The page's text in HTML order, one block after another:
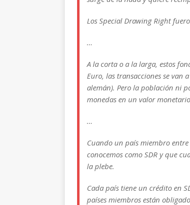
Los Special Drawing Right
…
A la corta o a la larga, estos
Euro, las transacciones se van
alemán). Pero la población ni
monedas en un valor
…
Cuando un país miembro
conocemos como SDR y que
la plebe.
Cada país tiene un crédito en
países miembros están